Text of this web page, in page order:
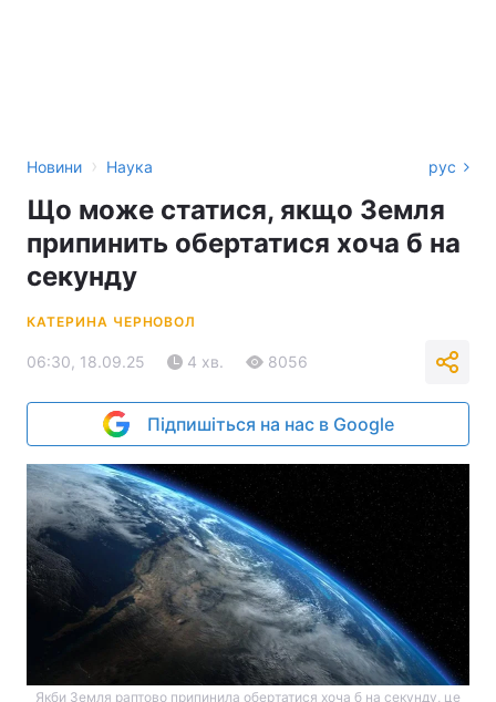
Новини › Наука рус
Що може статися, якщо Земля
припинить обертатися хоча б на
секунду
КАТЕРИНА ЧЕРНОВОЛ
06:30, 18.09.25 4 хв. 8056
Підпишіться на нас в Google
Якби Земля раптово припинила обертатися хоча б на секунду, це